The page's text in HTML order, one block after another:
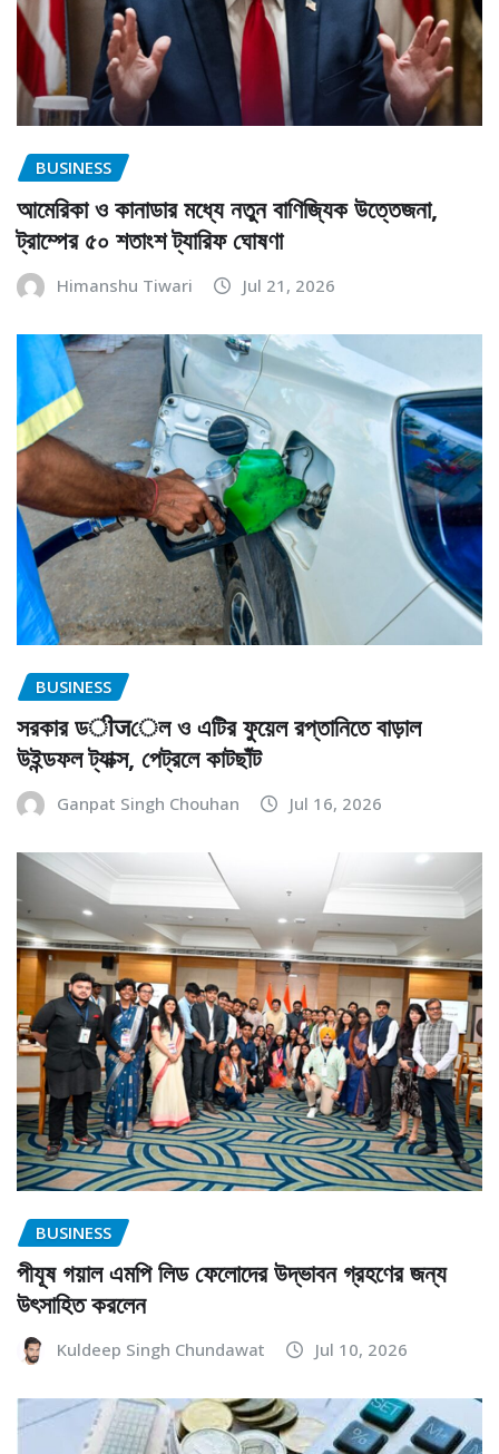
BUSINESS
আমেরিকা ও কানাডার মধ্যে নতুন বাণিজ্যিক উত্তেজনা,
ট্রাম্পের ৫০ শতাংশ ট্যারিফ ঘোষণা
Himanshu Tiwari Jul 21, 2026
BUSINESS
সরকার ডीजেল ও এটির ফুয়েল রপ্তানিতে বাড়াল
উইন্ডফল ট্যাক্স, পেট্রলে কাটছাঁট
Ganpat Singh Chouhan Jul 16, 2026
BUSINESS
পীযূষ গয়াল এমপি লিড ফেলোদের উদ্ভাবন গ্রহণের জন্য
উৎসাহিত করলেন
Kuldeep Singh Chundawat Jul 10, 2026